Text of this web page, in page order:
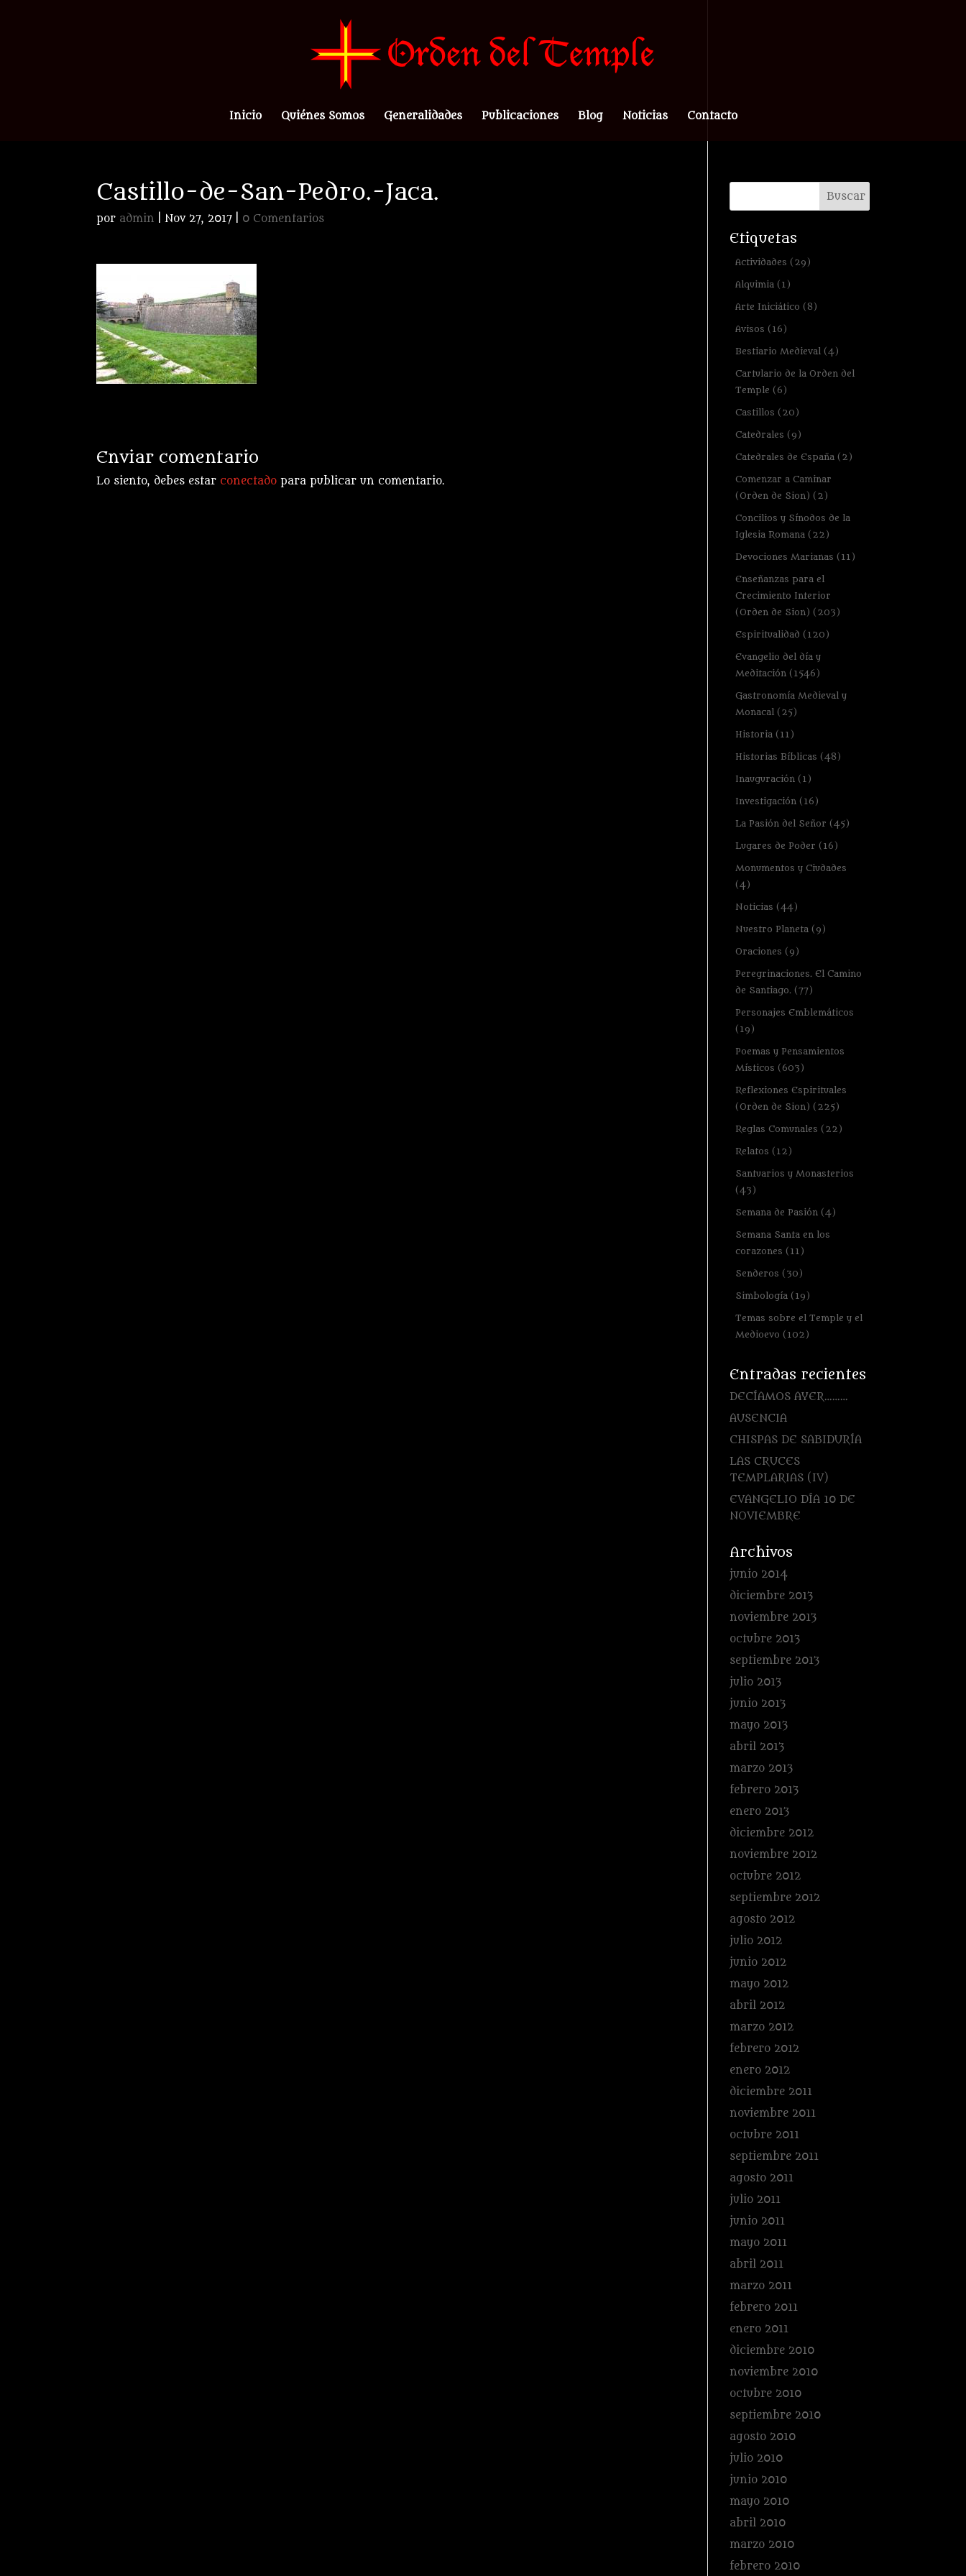
Inicio Quiénes Somos Generalidades Publicaciones Blog Noticias Contacto
Castillo-de-San-Pedro.-Jaca.
por admin |Nov 27, 2017 0 Comentarios
Enviar comentario
Lo siento, debes estar conectado para publicar un comentario.
Etiquetas
Actividades (29)
Alquimia (1)
Arte Iniciático (8)
Avisos (16)
Bestiario Medieval (4)
Cartulario de la Orden del
Temple (6)
Castillos (20)
Catedrales (9)
Catedrales de España (2)
Comenzar a Caminar
(Orden de Sion) (2)
Concilios y Sínodos de la
Iglesia Romana (22)
Devociones Marianas (11)
Enseñanzas para el
Crecimiento Interior
(Orden de Sion) (203)
Espiritualidad (120)
Evangelio del día y
Meditación (1546)
Gastronomía Medieval y
Monacal (25)
Historia (11)
Historias Bíblicas (48)
Inauguración (1)
Investigación (16)
La Pasión del Señor (45)
Lugares de Poder (16)
Monumentos y Ciudades
(4)
Noticias (44)
Nuestro Planeta (9)
Oraciones (9)
Peregrinaciones. El Camino
de Santiago. (77)
Personajes Emblemáticos
(19)
Poemas y Pensamientos
Místicos (603)
Reflexiones Espirituales
(Orden de Sion) (225)
Reglas Comunales (22)
Relatos (12)
Santuarios y Monasterios
(43)
Semana de Pasión (4)
Semana Santa en los
corazones (11)
Senderos (30)
Simbología (19)
Temas sobre el Temple y el
Medioevo (102)
Entradas recientes
DECÍAMOS AYER………
AUSENCIA
CHISPAS DE SABIDURÍA
LAS CRUCES
TEMPLARIAS (IV)
EVANGELIO DÍA 10 DE
NOVIEMBRE
Archivos
junio 2014
diciembre 2013
noviembre 2013
octubre 2013
septiembre 2013
julio 2013
junio 2013
mayo 2013
abril 2013
marzo 2013
febrero 2013
enero 2013
diciembre 2012
noviembre 2012
octubre 2012
septiembre 2012
agosto 2012
julio 2012
junio 2012
mayo 2012
abril 2012
marzo 2012
febrero 2012
enero 2012
diciembre 2011
noviembre 2011
octubre 2011
septiembre 2011
agosto 2011
julio 2011
junio 2011
mayo 2011
abril 2011
marzo 2011
febrero 2011
enero 2011
diciembre 2010
noviembre 2010
octubre 2010
septiembre 2010
agosto 2010
julio 2010
junio 2010
mayo 2010
abril 2010
marzo 2010
febrero 2010